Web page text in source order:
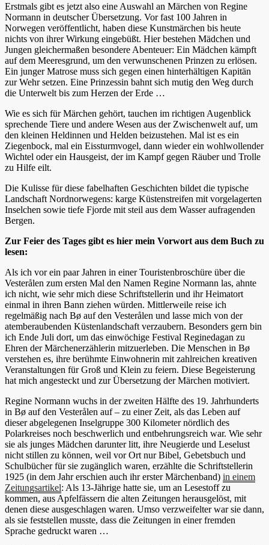
Erstmals gibt es jetzt also eine Auswahl an Märchen von Regine
Normann in deutscher Übersetzung. Vor fast 100 Jahren in
Norwegen veröffentlicht, haben diese Kunstmärchen bis heute
nichts von ihrer Wirkung eingebüßt. Hier bestehen Mädchen und
Jungen gleichermaßen besondere Abenteuer: Ein Mädchen kämpft
auf dem Meeresgrund, um den verwunschenen Prinzen zu erlösen.
Ein junger Matrose muss sich gegen einen hinterhältigen Kapitän
zur Wehr setzen. Eine Prinzessin bahnt sich mutig den Weg durch
die Unterwelt bis zum Herzen der Erde …
Wie es sich für Märchen gehört, tauchen im richtigen Augenblick
sprechende Tiere und andere Wesen aus der Zwischenwelt auf, um
den kleinen Heldinnen und Helden beizustehen. Mal ist es ein
Ziegenbock, mal ein Eissturmvogel, dann wieder ein wohlwollender
Wichtel oder ein Hausgeist, der im Kampf gegen Räuber und Trolle
zu Hilfe eilt.
Die Kulisse für diese fabelhaften Geschichten bildet die typische
Landschaft Nordnorwegens: karge Küstenstreifen mit vorgelagerten
Inselchen sowie tiefe Fjorde mit steil aus dem Wasser aufragenden
Bergen.
Zur Feier des Tages gibt es hier mein Vorwort aus dem Buch zu
lesen:
Als ich vor ein paar Jahren in einer Touristenbroschüre über die
Vesterålen zum ersten Mal den Namen Regine Normann las, ahnte
ich nicht, wie sehr mich diese Schriftstellerin und ihr Heimatort
einmal in ihren Bann ziehen würden. Mittlerweile reise ich
regelmäßig nach Bø auf den Vesterålen und lasse mich von der
atemberaubenden Küstenlandschaft verzaubern. Besonders gern bin
ich Ende Juli dort, um das einwöchige Festival Reginedagan zu
Ehren der Märchenerzählerin mitzuerleben. Die Menschen in Bø
verstehen es, ihre berühmte Einwohnerin mit zahlreichen kreativen
Veranstaltungen für Groß und Klein zu feiern. Diese Begeisterung
hat mich angesteckt und zur Übersetzung der Märchen motiviert.
Regine Normann wuchs in der zweiten Hälfte des 19. Jahrhunderts
in Bø auf den Vesterålen auf – zu einer Zeit, als das Leben auf
dieser abgelegenen Inselgruppe 300 Kilometer nördlich des
Polarkreises noch beschwerlich und entbehrungsreich war. Wie sehr
sie als junges Mädchen darunter litt, ihre Neugierde und Leselust
nicht stillen zu können, weil vor Ort nur Bibel, Gebetsbuch und
Schulbücher für sie zugänglich waren, erzählte die Schriftstellerin
1925 (in dem Jahr erschien auch ihr erster Märchenband) in einem
Zeitungsartikel: Als 13-Jährige hatte sie, um an Lesestoff zu
kommen, aus Apfelfässern die alten Zeitungen herausgelöst, mit
denen diese ausgeschlagen waren. Umso verzweifelter war sie dann,
als sie feststellen musste, dass die Zeitungen in einer fremden
Sprache gedruckt waren …